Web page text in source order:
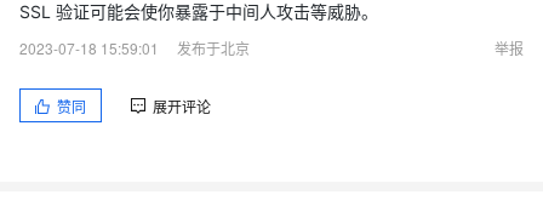
SSL 验证可能会使你暴露于中间人攻击等威胁。
2023-07-18 15:59:01
发布于北京 举报
赞同 展开评论